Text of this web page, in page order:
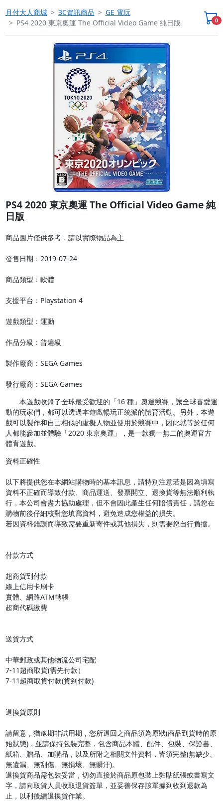
月付大人商城 3C資訊商品
GE 電玩
PS4 2020 東京奧運 The Official Video Game 純日版
0
PS4 2020 東京奧運 The Official Video Game 純
日版
商品圖片僅供參考，請以實際物品為主
發售日期：2019-07-24
商品類型：軟體
支援平台：Playstation 4
遊戲類型：運動
作品分級：普遍級
製作廠商：SEGA Games
發行廠商：SEGA Games
本遊戲收錄了全球最受歡迎的「16 種」奧運競賽，讓全球喜愛運
動的玩家們，都可以透過本遊戲暢玩正統派的體育活動。另外，本遊
戲可以製作和自己相似的虛擬人物並使用於競賽中，因此就等於任何
人都能參加並體驗「2020 東京奧運」，是一款獨一無二的奧運官方
體育遊戲。
資料正確性
以下將提供您在本網站購物時的基本訊息，請特別注意若是因為填寫
資料不正確而導致付款、商品運送、發票開立、退換貨等無法順利執
行，本公司會盡力協助處理，但不會因此產生任何賠償責任，請您在
購物前後仔細核對您填寫資料，避免造成您權益的損失。
若因資料錯誤而導致需要重新寄件或其他損失，則需要您自行負擔。
付款方式
超商貨到付款
線上信用卡刷卡
實體、網路ATM轉帳
超商代碼繳費
送貨方式
中華郵政或其他物流公司宅配
7-11超商取貨(需先付款）
7-11超商取貨付款(貨到付款)
退換貨原則
請留意，猶豫期非試用期，您所退回之商品須為原狀(商品到貨時的原
始狀態)，並請保持包裝完整，包含商品本體、配件、包裝、保證書、
紙箱、贈品、加購品，以及所附之相關文件資料，皆須完整(無缺少、
無遺漏、無刮傷、無損壞、無髒汙)。
退換貨商品需包裝妥當，切勿直接於商品原包裝上黏貼紙張或書寫文
字，請向取貨人員收取退貨簽單，並妥善保存該單據到收到退款為
止，以利後續退換貨作業。